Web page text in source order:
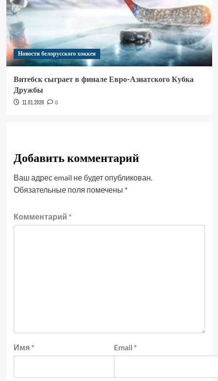
Новости белорусского хоккея
Витебск сыграет в финале Евро-Азиатского Кубка
Дружбы
11.01.2026 0
Добавить комментарий
Ваш адрес email не будет опубликован.
Обязательные поля помечены *
Комментарий *
Имя * Email *